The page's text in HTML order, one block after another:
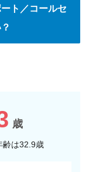
ト／コールセ
歳
齢は32.9歳